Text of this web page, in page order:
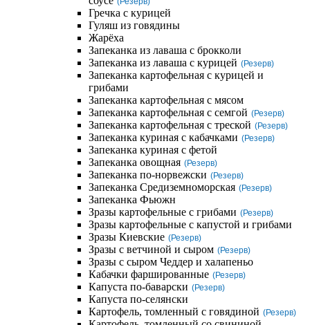
Гречка с курицей
Гуляш из говядины
Жарёха
Запеканка из лаваша с брокколи
Запеканка из лаваша с курицей (Резерв)
Запеканка картофельная с курицей и
грибами
Запеканка картофельная с мясом
Запеканка картофельная с семгой (Резерв)
Запеканка картофельная с треской (Резерв)
Запеканка куриная с кабачками (Резерв)
Запеканка куриная с фетой
Запеканка овощная (Резерв)
Запеканка по-норвежски (Резерв)
Запеканка Средиземноморская (Резерв)
Запеканка Фьюжн
Зразы картофельные с грибами (Резерв)
Зразы картофельные с капустой и грибами
Зразы Киевские (Резерв)
Зразы с ветчиной и сыром (Резерв)
Зразы с сыром Чеддер и халапеньо
Кабачки фаршированные (Резерв)
Капуста по-баварски (Резерв)
Капуста по-селянски
Картофель, томленный с говядиной (Резерв)